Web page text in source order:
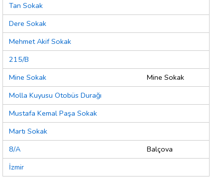
Tan Sokak
Dere Sokak
Mehmet Akif Sokak
215/B
Mine Sokak
Mine Sokak
Molla Kuyusu Otobüs Durağı
Mustafa Kemal Paşa Sokak
Martı Sokak
8/A
Balçova
İzmir